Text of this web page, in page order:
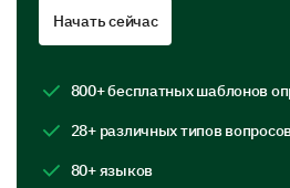
Yes
Please respond to the
Начать сейчас
800+ бесплатных шаблонов
28+ различных типов
80+ языков